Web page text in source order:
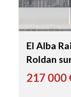
El Alba
Roldan
217 000